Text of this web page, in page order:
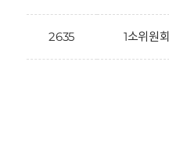
2635 1소위원회